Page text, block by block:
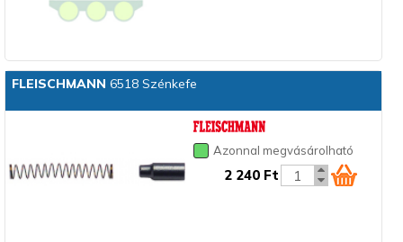
FLEISCHMANN 6518 Szénkefe
Azonnal megvásárolható
2 240 Ft